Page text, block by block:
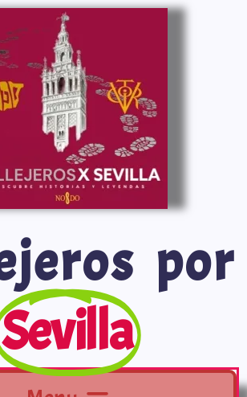
por
Sevilla